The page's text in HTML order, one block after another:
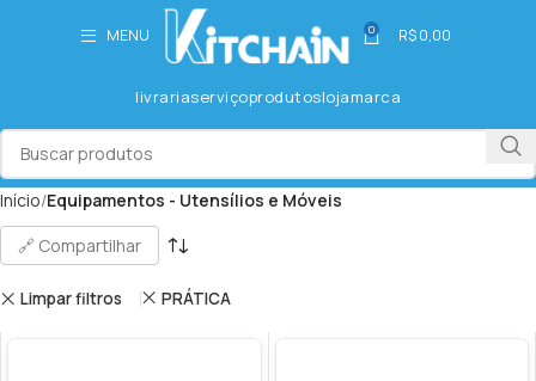
MENU 0 R$0,00
livrariaserviçoprodutoslojamarca
Início Equipamentos - Utensílios e Móveis
🔗 Compartilhar
Limpar filtros PRÁTICA